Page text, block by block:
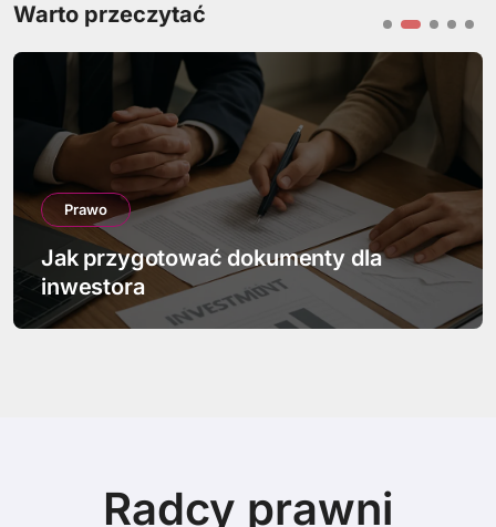
Warto przeczytać
Prawo
Jakie są prawa i obowiązki syndyka w
upadłości
Radcy prawni